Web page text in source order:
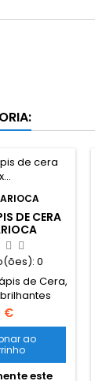
DE CERA
0
de Cera,
de afiar.
mm.
€
ao
este